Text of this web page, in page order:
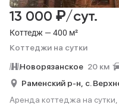
Коттедж — 400 м²
Коттеджи на сутки
13 000 ₽/сут.
Новорязанское 20 км
Раменский р-н, с.
Аренда коттеджа на